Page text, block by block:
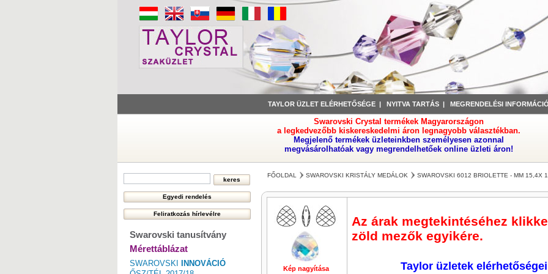
TAYLOR ÜZLET ELÉRHETŐSÉGE | NYITVA TARTÁS | MEGRENDELÉSI
Swarovski Crystal termékek Magyarországon
a legkedvezőbb kiskereskedelmi áron legnagyobb választékban.
Megjelenő termékek üzleteinkben személyesen azonnal
megvásárolhatóak vagy megrendelhetőek online üzleti áron!
Swarovski tanusítvány
Mérettáblázat
SWAROVSKI
INNOVÁCIÓ
FŐOLDAL SWAROVSKI KRISTÁLY MEDÁLOK SWAROVSKI 6012 BRIOLETTE - MM 15,4X
Kép nagyítása Kép nagyítása Kép nagyítása
Az árak megtekintéséhez
zöld mezők egyikére.
Taylor üzletek elérhetőségei